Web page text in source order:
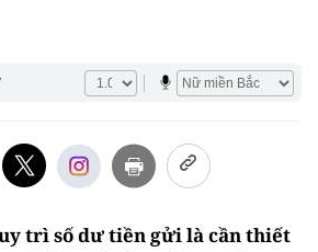
trì số dư tiền gửi là cần thiết